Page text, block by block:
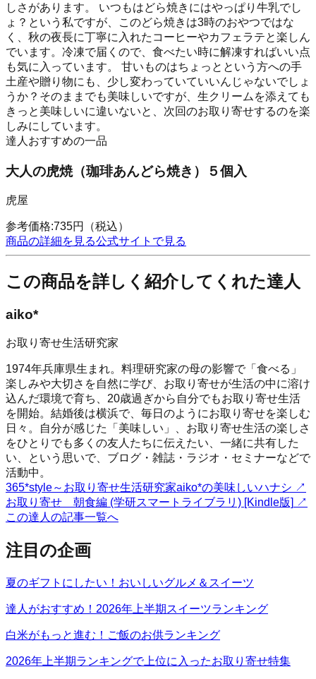
しさがあります。 いつもはどら焼きにはやっぱり牛乳でし
ょ？という私ですが、このどら焼きは3時のおやつではな
く、秋の夜長に丁寧に入れたコーヒーやカフェラテと楽しん
でいます。冷凍で届くので、食べたい時に解凍すればいい点
も気に入っています。 甘いものはちょっとという方への手
土産や贈り物にも、少し変わっていていいんじゃないでしょ
うか？そのままでも美味しいですが、生クリームを添えても
きっと美味しいに違いないと、次回のお取り寄せするのを楽
しみにしています。
達人おすすめの一品
大人の虎焼（珈琲あんどら焼き）５個入
虎屋
参考価格:735円
（税込）
商品の詳細を見る公式サイトで見る
この商品を詳しく紹介してくれた達人
aiko*
お取り寄せ生活研究家
1974年兵庫県生まれ。料理研究家の母の影響で「食べる」
楽しみや大切さを自然に学び、お取り寄せが生活の中に溶け
込んだ環境で育ち、20歳過ぎから自分でもお取り寄せ生活
を開始。結婚後は横浜で、毎日のようにお取り寄せを楽しむ
日々。自分が感じた「美味しい」、お取り寄せ生活の楽しさ
をひとりでも多くの友人たちに伝えたい、一緒に共有した
い、という思いで、ブログ・雑誌・ラジオ・セミナーなどで
活動中。
365*style～お取り寄せ生活研究家aiko*の美味しいハナシ ↗
お取り寄せ 朝食編 (学研スマートライブラリ) [Kindle版] ↗
この達人の記事一覧へ
注目の企画
夏のギフトにしたい！おいしいグルメ＆スイーツ
達人がおすすめ！2026年上半期スイーツランキング
白米がもっと進む！ご飯のお供ランキング
2026年上半期ランキングで上位に入ったお取り寄せ特集